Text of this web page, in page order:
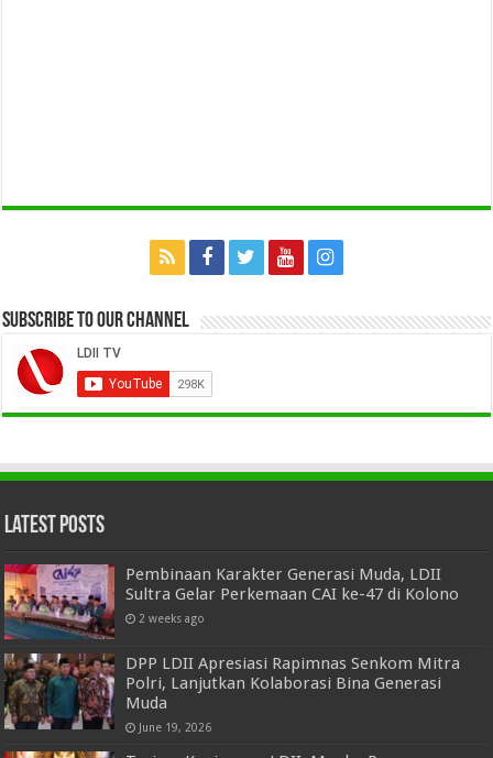
Subscribe to our Channel
Latest Posts
Pembinaan Karakter Generasi Muda, LDII
Sultra Gelar Perkemaan CAI ke-47 di Kolono
2 weeks ago
DPP LDII Apresiasi Rapimnas Senkom Mitra
Polri, Lanjutkan Kolaborasi Bina Generasi
Muda
June 19, 2026